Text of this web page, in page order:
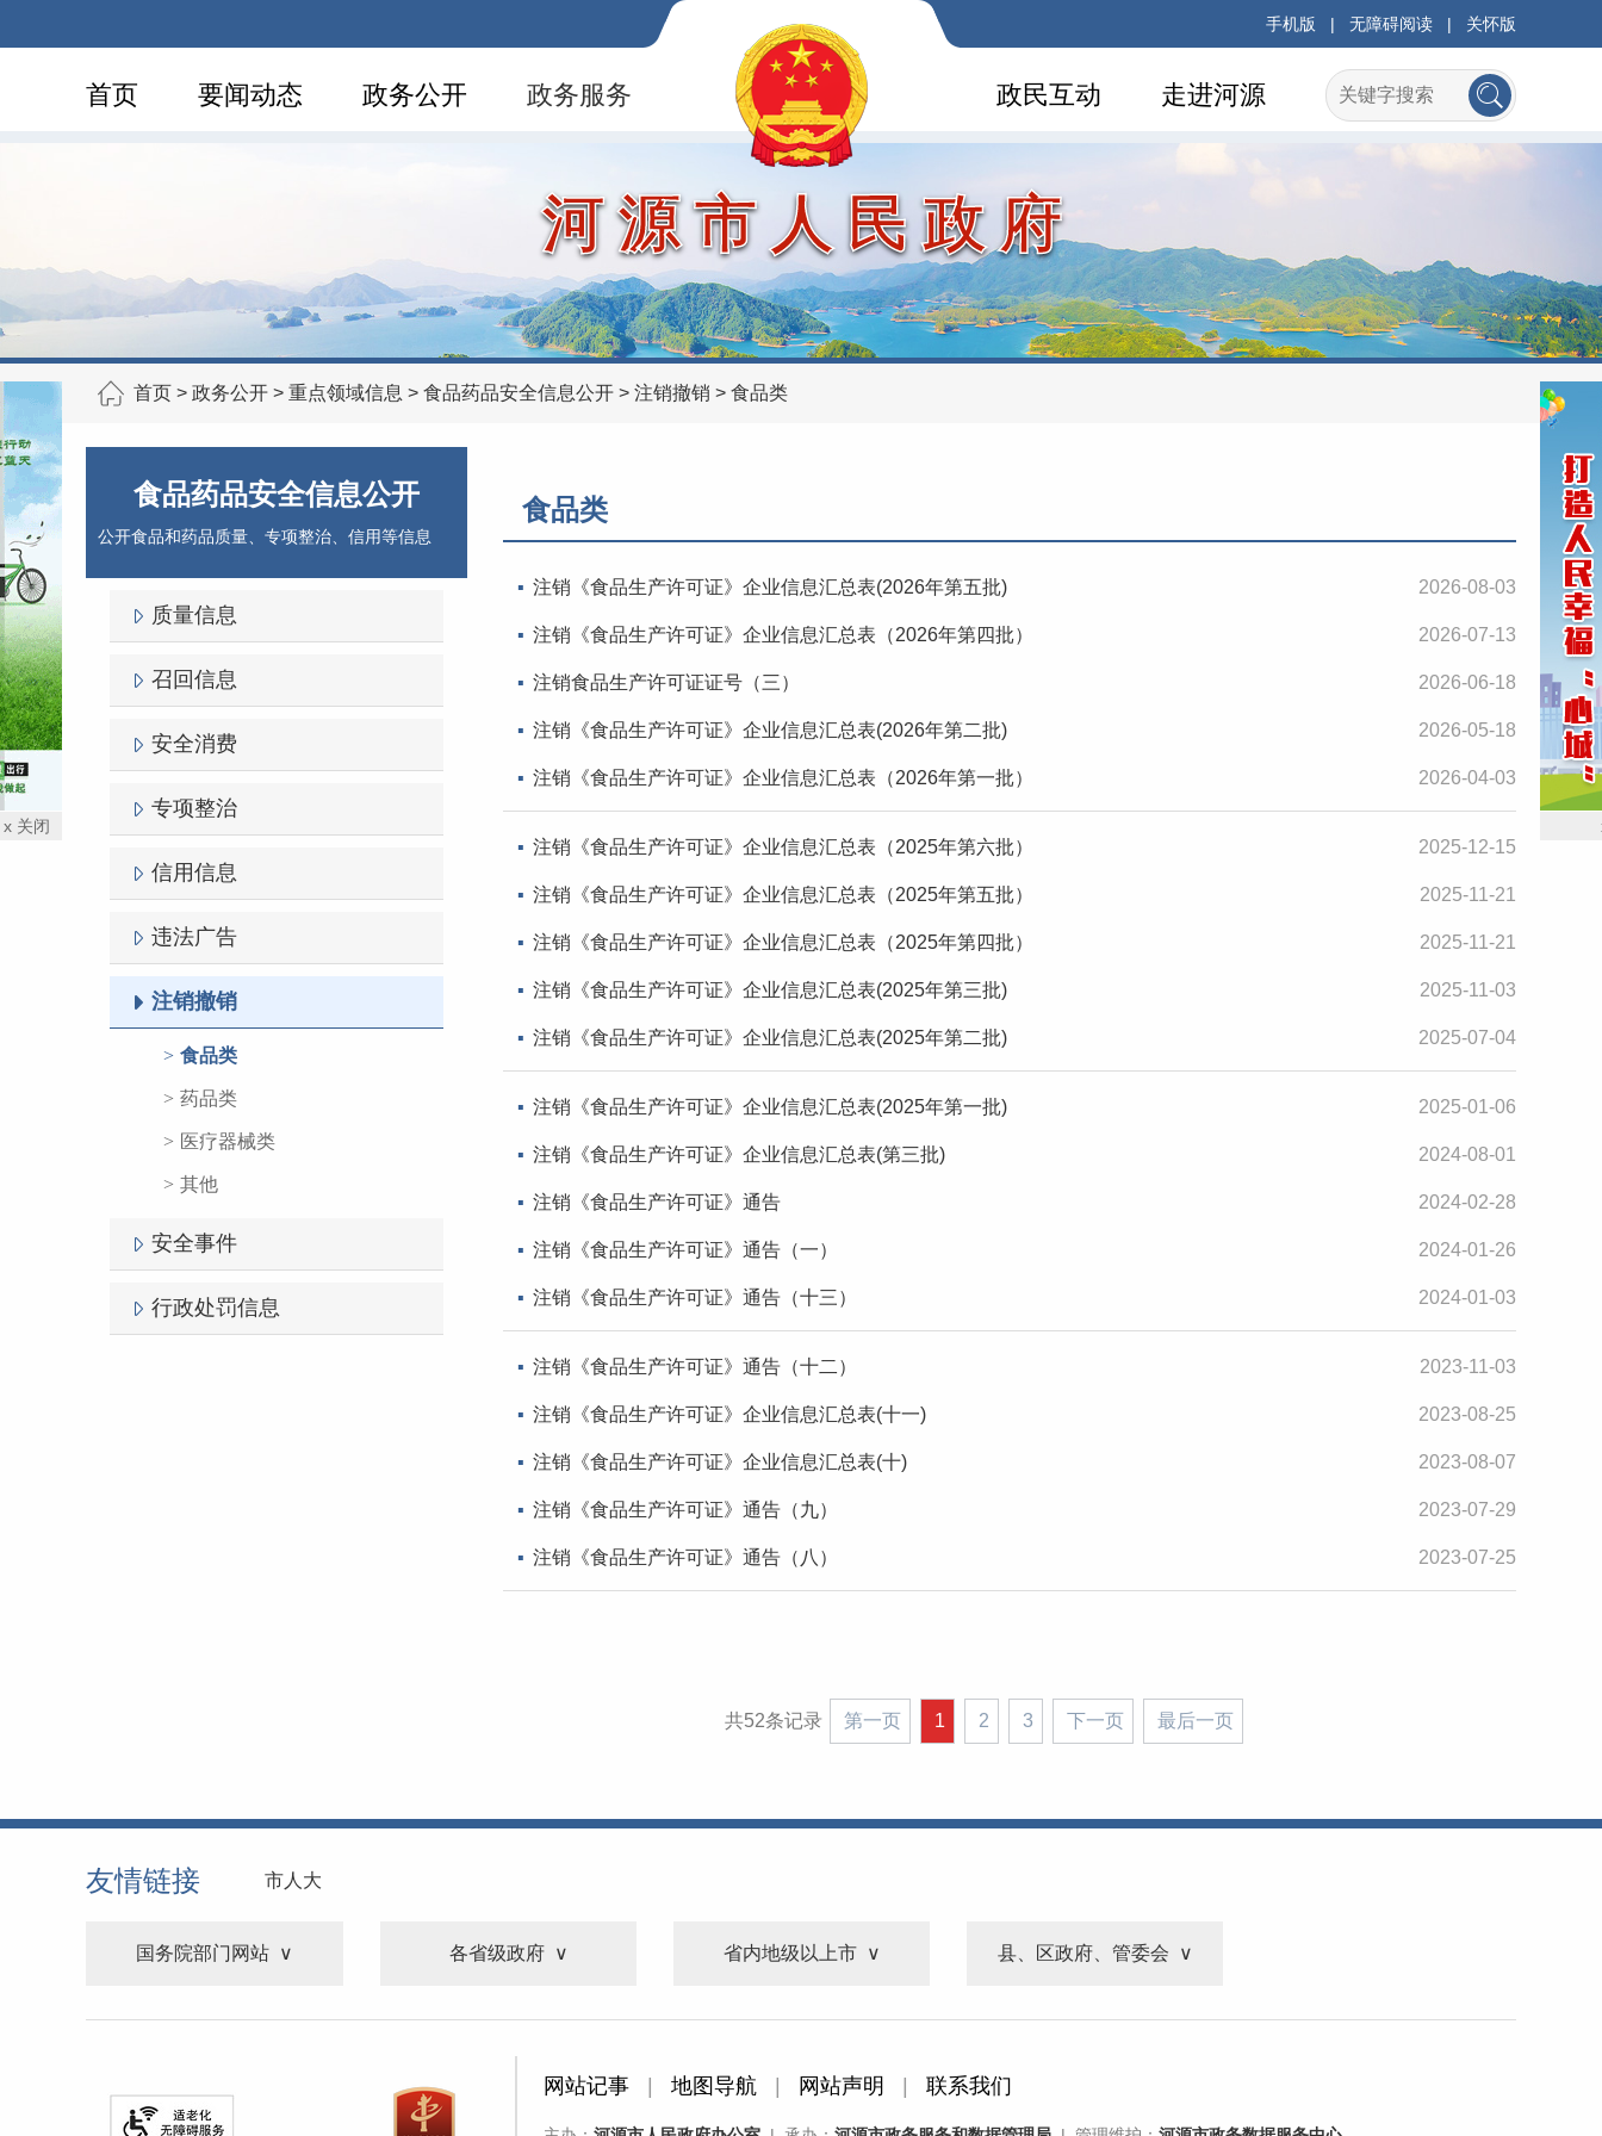
手机版 | 无障碍阅读 | 关怀版
首页 要闻动态 政务公开 政务服务 走进河源
政民互动
河源市人民政府
首页 > 政务公开 > 重点领域信息 > 食品药品安全信息公开 > 注销撤销 > 食品类
食品药品安全信息公开
公开食品和药品质量、专项整治、信用等信息
质量信息
召回信息
安全消费
专项整治
信用信息
违法广告
注销撤销
食品类
药品类
医疗器械类
其他
安全事件
行政处罚信息
食品类
2026-08-03
注销《食品生产许可证》企业信息汇总表(2026年第五批)
2026-07-13
注销《食品生产许可证》企业信息汇总表（2026年第四批）
2026-06-18
注销食品生产许可证证号（三）
2026-05-18
注销《食品生产许可证》企业信息汇总表(2026年第二批)
2026-04-03
注销《食品生产许可证》企业信息汇总表（2026年第一批）
2025-12-15
注销《食品生产许可证》企业信息汇总表（2025年第六批）
2025-11-21
注销《食品生产许可证》企业信息汇总表（2025年第五批）
2025-11-21
注销《食品生产许可证》企业信息汇总表（2025年第四批）
2025-11-03
注销《食品生产许可证》企业信息汇总表(2025年第三批)
2025-07-04
注销《食品生产许可证》企业信息汇总表(2025年第二批)
2025-01-06
注销《食品生产许可证》企业信息汇总表(2025年第一批)
2024-08-01
注销《食品生产许可证》企业信息汇总表(第三批)
2024-02-28
注销《食品生产许可证》通告
2024-01-26
注销《食品生产许可证》通告（一）
2024-01-03
注销《食品生产许可证》通告（十三）
2023-11-03
注销《食品生产许可证》通告（十二）
2023-08-25
注销《食品生产许可证》企业信息汇总表(十一)
2023-08-07
注销《食品生产许可证》企业信息汇总表(十)
2023-07-29
注销《食品生产许可证》通告（九）
2023-07-25
注销《食品生产许可证》通告（八）
共52条记录 第一页 1 2 3 下一页 最后一页
友情链接 市人大
国务院部门网站 各省级政府 省内地级以上市 县、区政府、管委会
网站记事 地图导航 网站声明 联系我们
x 关闭